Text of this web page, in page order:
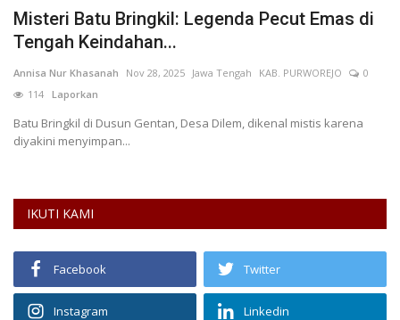
Misteri Batu Bringkil: Legenda Pecut Emas di
Tengah Keindahan...
Annisa Nur Khasanah Nov 28, 2025 Jawa Tengah KAB. PURWOREJO
0
114 Laporkan
Batu Bringkil di Dusun Gentan, Desa Dilem, dikenal mistis karena
diyakini menyimpan...
IKUTI KAMI
Facebook Twitter
Instagram Linkedin